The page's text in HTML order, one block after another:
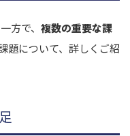
方で、 複数の重要な課
題について、詳しくご紹